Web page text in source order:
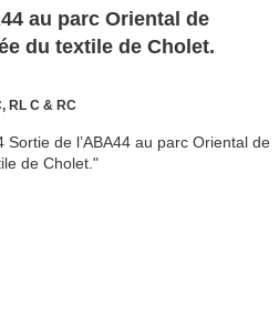
au parc Oriental de
du textile de Cholet.
RL C & RC